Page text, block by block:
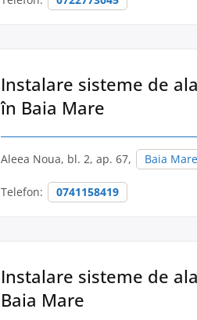
Instalare sisteme de
în Baia Mare
Aleea Noua, bl. 2, ap. 67, Baia Mare
Telefon: 0741158419
Instalare sisteme de
Baia Mare